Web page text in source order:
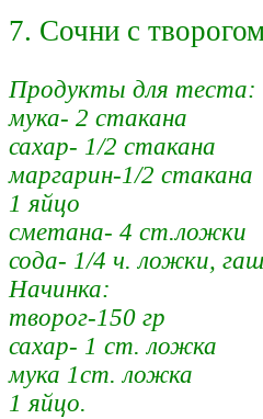
7. Сочни с
Продукты для теста:
мука- 2 стакана
сахар- 1/2 стакана
маргарин-1/2 стакана
1 яйцо
сметана- 4 ст.ложки
сода- 1/4 ч. ложки,
Начинка:
творог-150 гр
сахар- 1 ст. ложка
мука 1ст. ложка
1 яйцо.